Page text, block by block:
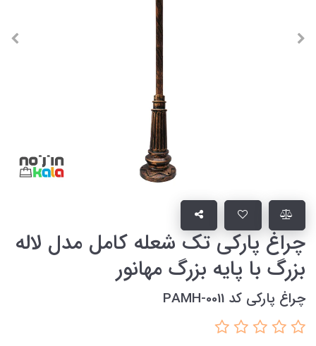
چراغ پارکی تک شعله کامل مدل لاله
بزرگ با پایه بزرگ مهانور
چراغ پارکی کد PAMH-0011